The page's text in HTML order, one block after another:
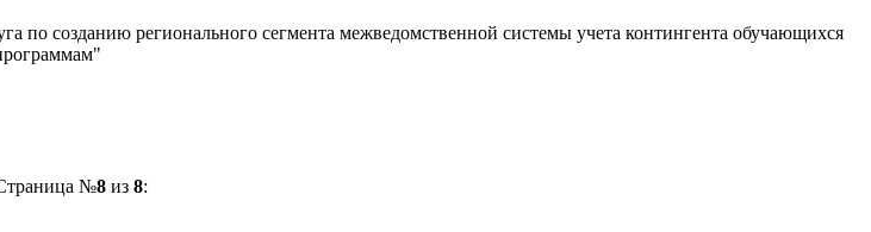
созданию регионального сегмента межведомственной системы учета контингента обучающихся
№8из 8: